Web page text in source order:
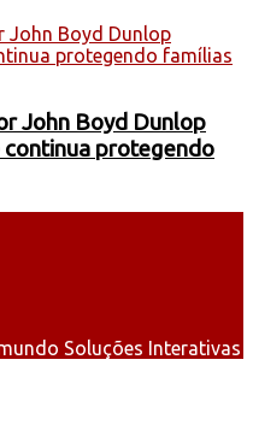
John Boyd Dunlop
protegendo
Soluções Interativas